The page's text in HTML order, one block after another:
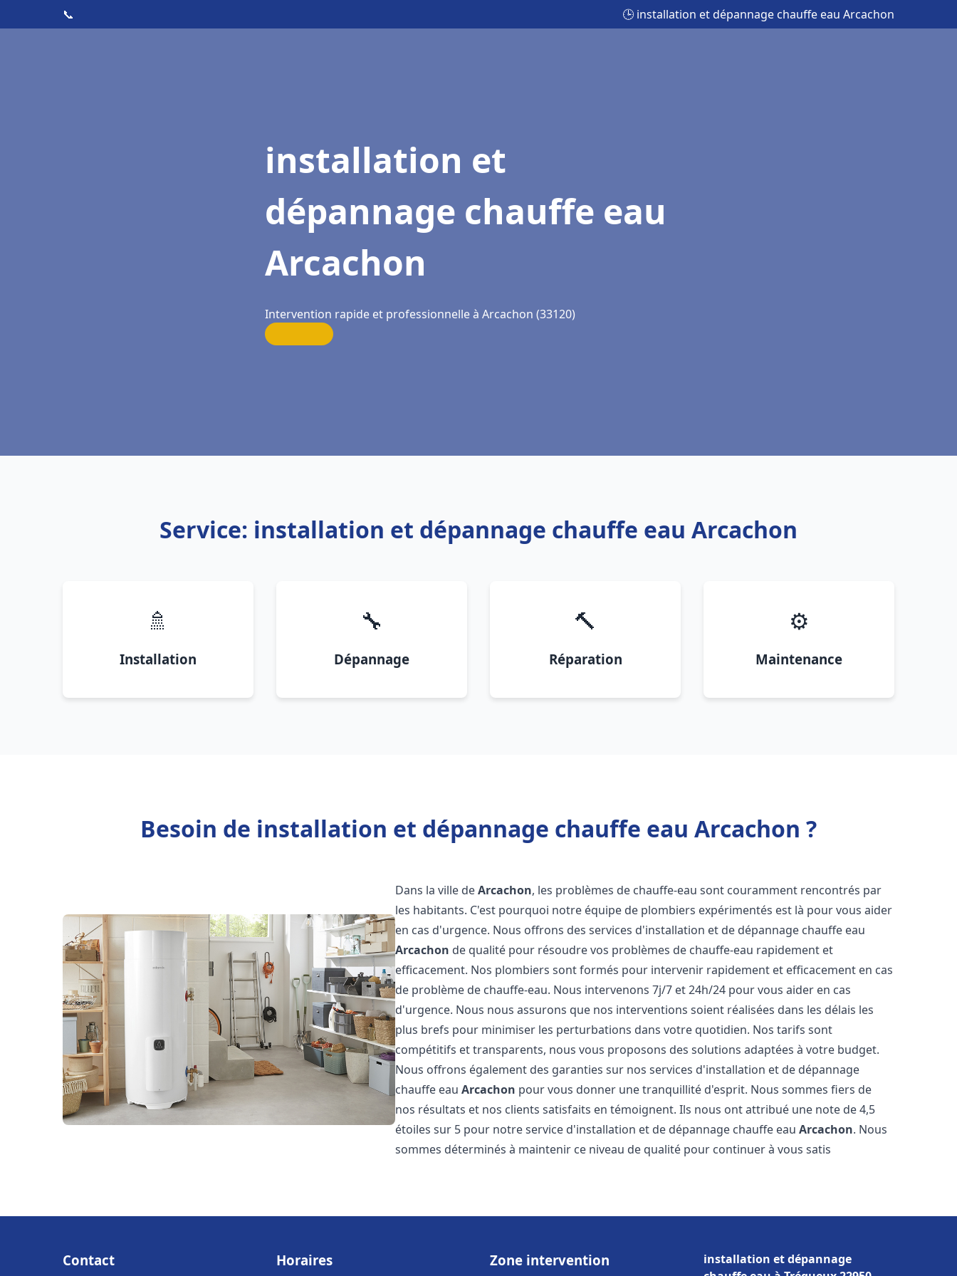
📞 🕒 installation et dépannage chauffe eau Arcachon
installation et
dépannage chauffe eau
Arcachon
Intervention rapide et professionnelle à Arcachon (33120)
Service: installation et dépannage chauffe eau Arcachon
🚿
Installation
🔧
Dépannage
🔨
Réparation
⚙️
Maintenance
Besoin de installation et dépannage chauffe eau Arcachon ?
Dans la ville deArcachon, les problèmes de chauffe-eau sont couramment rencontrés par
les habitants. C'est pourquoi notre équipe de plombiers expérimentés est là pour vous aider
en cas d'urgence. Nous offrons des services d'installation et de dépannage chauffe eau
Arcachon de qualité pour résoudre vos problèmes de chauffe-eau rapidement et
efficacement. Nos plombiers sont formés pour intervenir rapidement et efficacement en cas
de problème de chauffe-eau. Nous intervenons 7j/7 et 24h/24 pour vous aider en cas
d'urgence. Nous nous assurons que nos interventions soient réalisées dans les délais les
plus brefs pour minimiser les perturbations dans votre quotidien. Nos tarifs sont
compétitifs et transparents, nous vous proposons des solutions adaptées à votre budget.
Nous offrons également des garanties sur nos services d'installation et de dépannage
chauffe eauArcachon pour vous donner une tranquillité d'esprit. Nous sommes fiers de
nos résultats et nos clients satisfaits en témoignent. Ils nous ont attribué une note de 4,5
étoiles sur 5 pour notre service d'installation et de dépannage chauffe eauArcachon. Nous
sommes déterminés à maintenir ce niveau de qualité pour continuer à vous satis
Contact Horaires Zone intervention
installation et dépannage